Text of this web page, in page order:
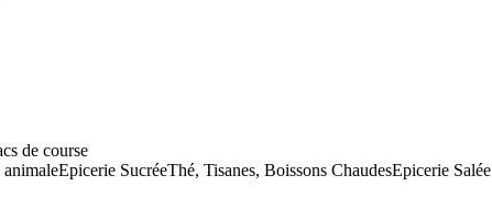
de course
Epicerie SucréeThé, Tisanes, Boissons ChaudesEpicerie Salée